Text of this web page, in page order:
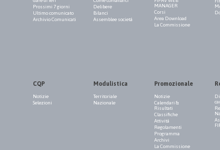
Prossimi 7 giorni
Ultimo comunicato
Archivio Comunicati
Delibere
Bilanci
Assemblee società
MANAGER
Corsi
Area Download
La Commissione
CQP
Notizie
Selezioni
Modulistica
Territoriale
Nazionale
Promozionale
Notizie
Calendari &
Risultati
Classifiche
Attività
Regolamenti
Programma
Archivi
La Commissione